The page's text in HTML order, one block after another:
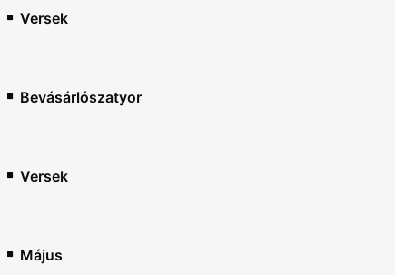
Versek
Bevásárlószatyor
Versek
Május